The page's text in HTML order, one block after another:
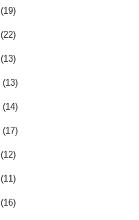
(19)
(22)
(13)
(13)
(14)
(17)
(12)
(11)
(16)